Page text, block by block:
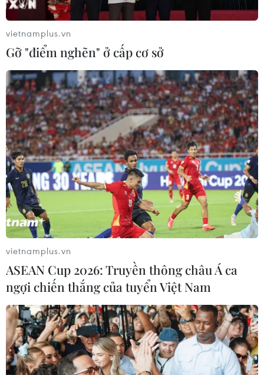
Mỹ bắt đầu chuyển người nhập cư tới căn
cứ Guantanamo
04/02/2025 23:26
Thư ký báo chí Nhà Trắng Karoline Leavitt nêu rõ: "Hôm
nay, những chuyến bay đầu tiên từ Mỹ đến Vịnh
Guantanamo chở những người di cư bất hợp pháp đã
được thực hiện."
vietnamplus.vn
Gỡ "điểm nghẽn" ở cấp cơ sở
vietnamplus.vn
ASEAN Cup 2026: Truyền thông châu Á ca
ngợi chiến thắng của tuyển Việt Nam